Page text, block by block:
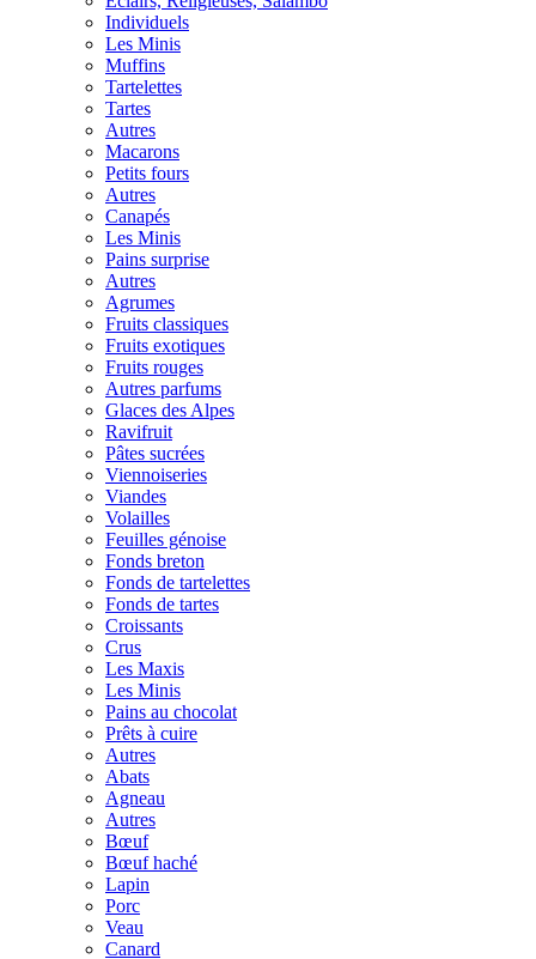
Individuels
Les Minis
Muffins
Tartelettes
Tartes
Autres
Macarons
Petits fours
Autres
Canapés
Les Minis
Pains surprise
Autres
Agrumes
Fruits classiques
Fruits exotiques
Fruits rouges
Autres parfums
Glaces des Alpes
Ravifruit
Pâtes sucrées
Viennoiseries
Viandes
Volailles
Feuilles génoise
Fonds breton
Fonds de tartelettes
Fonds de tartes
Croissants
Crus
Les Maxis
Les Minis
Pains au chocolat
Prêts à cuire
Autres
Abats
Agneau
Autres
Bœuf
Bœuf haché
Lapin
Porc
Veau
Canard